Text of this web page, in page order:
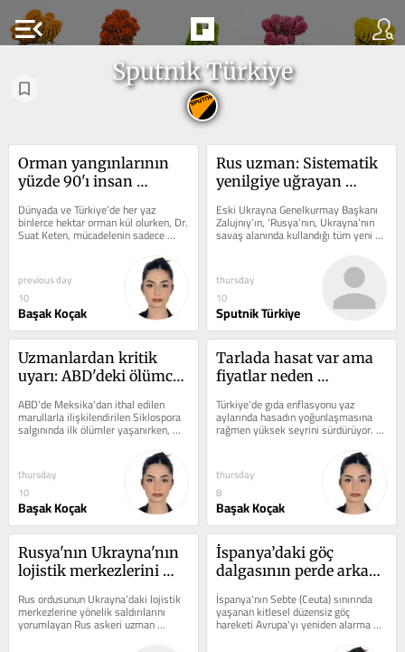
menu_open
Sputnik Türkiye
Orman yangınlarının
yüzde 90'ı insan
çözüm önerilerini
sıraladı
Dünyada ve Türkiye’de her yaz
binlerce hektar orman kül olurken, Dr.
Suat Keten, mücadelenin sadece
söndürme odaklı yürütülmesinin...
previous day
10
Başak Koçak
Rus uzman: Sistematik
yenilgiye uğrayan
silah rezervlerini değil
savaş konseptini de
Eski Ukrayna Genelkurmay Başkanı
Zalujnıy’ın, ‘Rusya’nın, Ukrayna’nın
savaş alanında kullandığı tüm yeni
silah ve taktiklerine...
thursday
10
Sputnik Türkiye
Uzmanlardan kritik
uyarı: ABD'deki ölümcül
Türkiye için alarm mı?
ABD'de Meksika'dan ithal edilen
marullarla ilişkilendirilen Siklospora
salgınında ilk ölümler yaşanırken,
EKMUD uzmanları dikkat çeken...
thursday
10
Başak Koçak
Tarlada hasat var ama
fiyatlar neden
enflasyonunda sorun
maliyet değil,
bozukluk’
Türkiye'de gıda enflasyonu yaz
aylarında hasadın yoğunlaşmasına
rağmen yüksek seyrini sürdürüyor.
Prof. Dr. Cengiz Çakır, fiyat...
thursday
8
Başak Koçak
Rusya'nın Ukrayna'nın
lojistik merkezlerini
saldırılarının nihai
hedefi ne?
Rus ordusunun Ukrayna’daki lojistik
merkezlerine yönelik saldırılarını
yorumlayan Rus askeri uzman
Matviyçuk, askerlerin önünde öne
İspanya’daki göç
dalgasının perde arkası:
“Bu doğal bir göç
hareketi değil, organize
bir operasyon”
İspanya'nın Sebte (Ceuta) sınırında
yaşanan kitlesel düzensiz göç
hareketi Avrupa'yı yeniden alarma
geçirirken, Doç. Dr. Ali Zafer...